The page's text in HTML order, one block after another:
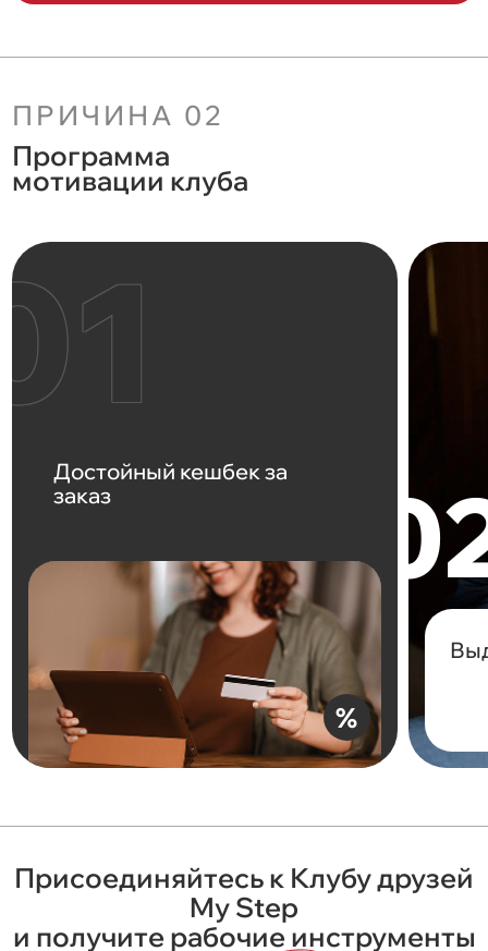
ПРИЧИНА 02
Программа
мотивации клуба
Достойный кешбек за
заказ
%
Присоединяйтесь к Клубу друзей
My Step
и получите рабочие инструменты